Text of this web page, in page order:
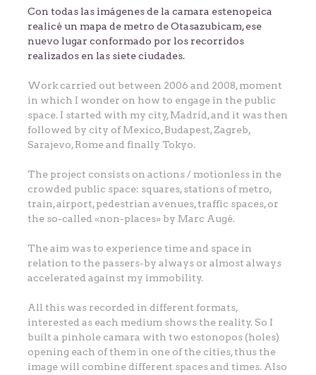
Con todas las imágenes de la camara estenopeica
realicé un mapa de metro de Otasazubicam, ese
nuevo lugar conformado por los recorridos
realizados en las siete ciudades.
Work carried out between 2006 and 2008, moment
in which I wonder on how to engage in the public
space. I started with my city, Madrid, and it was then
followed by city of Mexico, Budapest, Zagreb,
Sarajevo, Rome and finally Tokyo.
The project consists on actions / motionless in the
crowded public space: squares, stations of metro,
train, airport, pedestrian avenues, traffic spaces, or
the so-called «non-places» by Marc Augé.
The aim was to experience time and space in
relation to the passers-by always or almost always
accelerated against my immobility.
All this was recorded in different formats,
interested as each medium shows the reality. So I
built a pinhole camara with two estonopos (holes)
opening each of them in one of the cities, thus the
image will combine different spaces and times. Also